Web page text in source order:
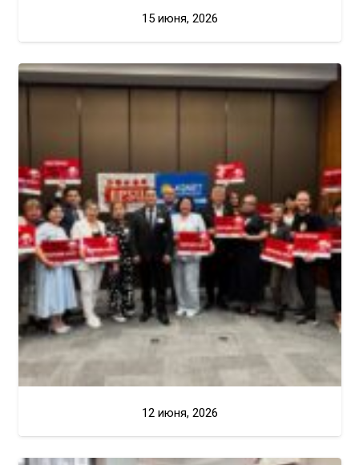
15 июня, 2026
12 июня, 2026